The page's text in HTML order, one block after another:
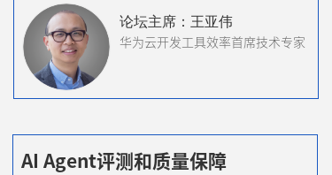
AI Agent评测和质量保障
论坛主席：王亚伟
华为云开发工具效率首席技术专家